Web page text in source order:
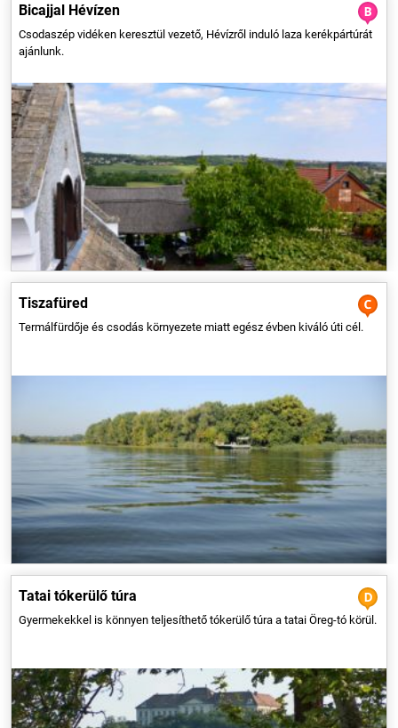
Bicajjal Hévízen
Csodaszép vidéken keresztül vezető, Hévízről induló laza kerékpártúrát
ajánlunk.
Tiszafüred
A Hortobágyi Nemzeti Park ölelte Tiszafüredet a Tisza-tó fővárosának
nevezik. Látnivalói közül jelentős a Lipcsey-kúria, ahol a Kiss Pál
Múzeumot is találjuk. Ennek egyik érdekes tárgya a western nyergek
elődje, az ún. tiszafüredi gombos nyereg.
Termálfürdője és csodás környezete miatt egész évben kiváló úti cél.
Tatai tókerülő túra
Kerékpáros szezon van, pattanjunk bringára! Az egész családnak
ajánljuk nem túl hosszú, ám annál szebb túránkat, amely a tatai Öreg-tó
körül vezet minket végig.
Gyermekekkel is könnyen teljesíthető tókerülő túra a tatai Öreg-tó körül.